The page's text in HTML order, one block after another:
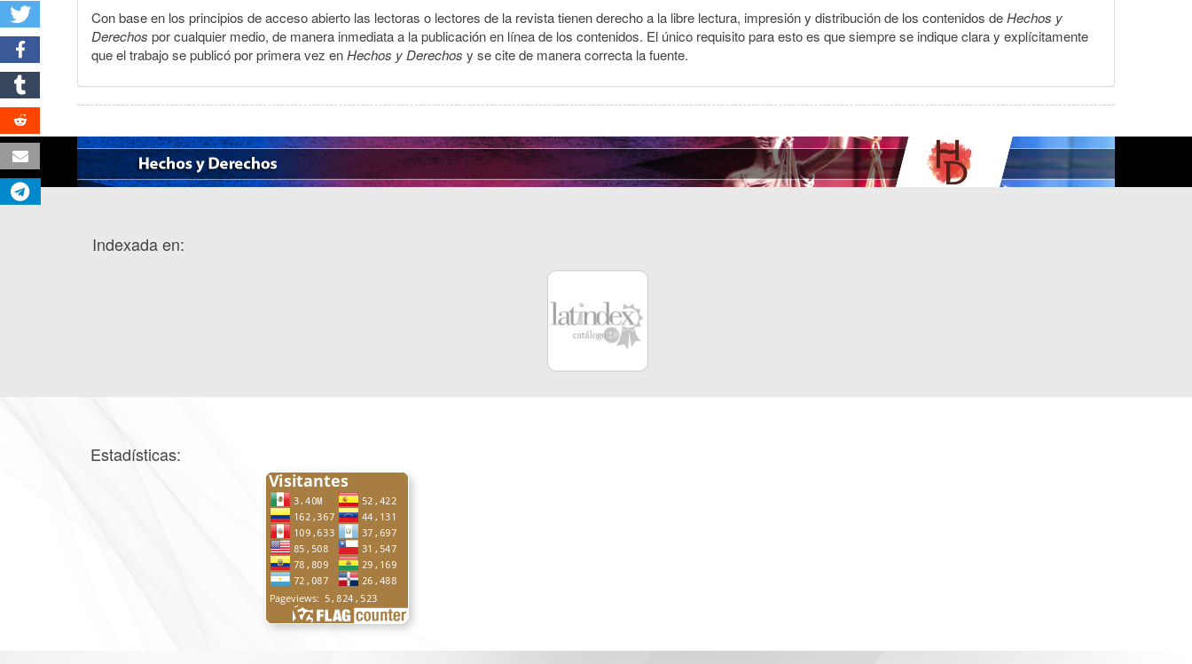
Con base en los principios de acceso abierto las lectoras o lectores de la revista tienen derecho a la libre lectura, impresión y distribución de los contenidos deHechos y
Derechos por cualquier medio, de manera inmediata a la publicación en línea de los contenidos. El único requisito para esto es que siempre se indique clara y explícitamente
que el trabajo se publicó por primera vez enHechos y Derechos y se cite de manera correcta la fuente.
Indexada en:
Estadísticas: